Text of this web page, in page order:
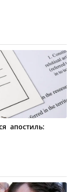
апостиль: